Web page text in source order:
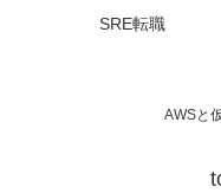
AWSと
SRE転職